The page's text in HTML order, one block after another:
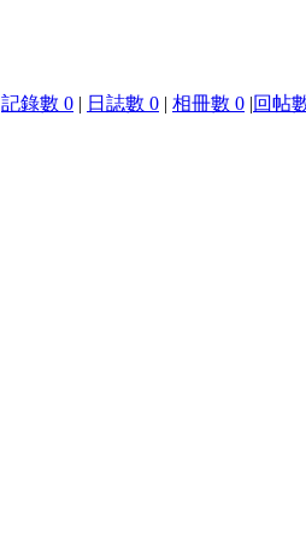
記錄數 0 | 日誌數 0 | 相冊數 0 |回帖